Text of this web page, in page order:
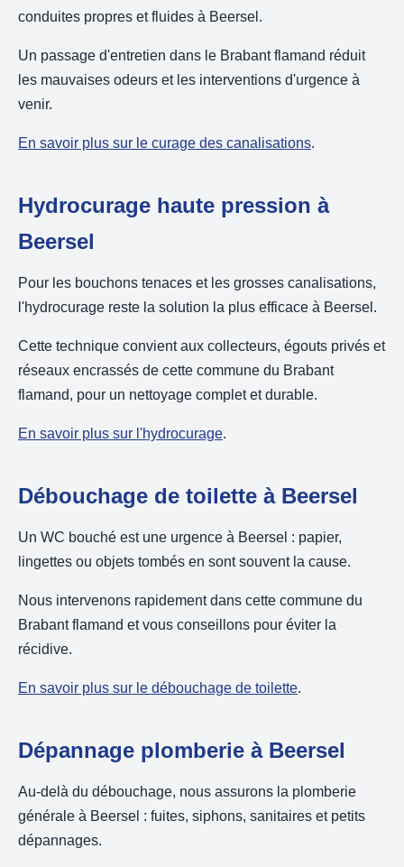
conduites propres et fluides à Beersel.
Un passage d'entretien dans le Brabant flamand réduit
les mauvaises odeurs et les interventions d'urgence à
venir.
En savoir plus sur le curage des canalisations.
Hydrocurage haute pression à
Beersel
Pour les bouchons tenaces et les grosses canalisations,
l'hydrocurage reste la solution la plus efficace à Beersel.
Cette technique convient aux collecteurs, égouts privés et
réseaux encrassés de cette commune du Brabant
flamand, pour un nettoyage complet et durable.
En savoir plus sur l'hydrocurage.
Débouchage de toilette à Beersel
Un WC bouché est une urgence à Beersel : papier,
lingettes ou objets tombés en sont souvent la cause.
Nous intervenons rapidement dans cette commune du
Brabant flamand et vous conseillons pour éviter la
récidive.
En savoir plus sur le débouchage de toilette.
Dépannage plomberie à Beersel
Au-delà du débouchage, nous assurons la plomberie
générale à Beersel : fuites, siphons, sanitaires et petits
dépannages.